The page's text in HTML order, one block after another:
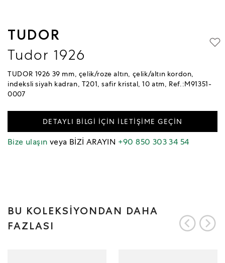
TUDOR
Tudor 1926
TUDOR 1926 39 mm, çelik/roze altın, çelik/altın kordon,
indeksli siyah kadran, T201, safir kristal, 10 atm, Ref.:M91351-
0007
DETAYLI BİLGİ İÇİN İLETİŞİME GEÇİN
Bize ulaşın veya BİZİ ARAYIN +90 850 303 34 54
BU KOLEKSİYONDAN DAHA
FAZLASI